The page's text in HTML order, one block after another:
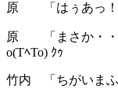
原 「はぅあっ！
原 「まさか・・
o(TﾍTo) ｸｩ
竹内 「ちがいまふ